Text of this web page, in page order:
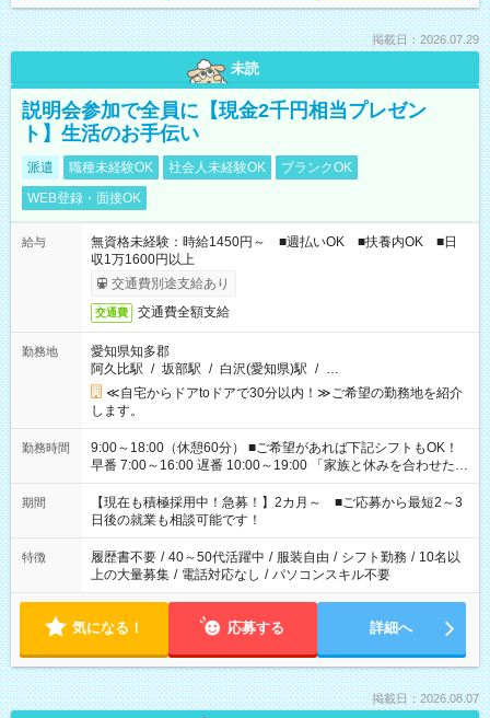
掲載日：2026.07.29
未読
説明会参加で全員に【現金2千円相当プレゼン
ト】生活のお手伝い
派遣 職種未経験OK 社会人未経験OK
ブランクOK
WEB登録・面接OK
給与
無資格未経験：時給1450円～ ■週払いOK ■扶養内OK ■日
収1万1600円以上
交通費別途支給あり
交通費 交通費全額支給
勤務地
愛知県知多郡
阿久比駅 / 坂部駅 / 白沢(愛知県)駅 / …
≪自宅からドアtoドアで30分以内！≫ご希望の勤務地を紹介
します。
勤務時間
9:00～18:00（休憩60分） ■ご希望があれば下記シフトもOK！
早番 7:00～16:00 遅番 10:00～19:00 「家族と休みを合わせた
い」 「余裕を持って夕飯の準備がしたい」 「できれば残業はし
たくない」 など、ご希望を教えてくださいね。 ※Wワーク希望
の方へ 今ご覧のお仕事で希望する勤務時間と、もう1つのお仕事
の勤務時間。 合計で週40時間を超える場合は応募できません。
期間
【現在も積極採用中！急募！】2カ月～ ■ご応募から最短2～3
日後の就業も相談可能です！
特徴 履歴書不要 / 40～50代活躍中 / 服装自由 / シフト勤務 / 10名以
上の大量募集 / 電話対応なし / パソコンスキル不要
気になる！ 応募する 詳細へ
掲載日：2026.08.07